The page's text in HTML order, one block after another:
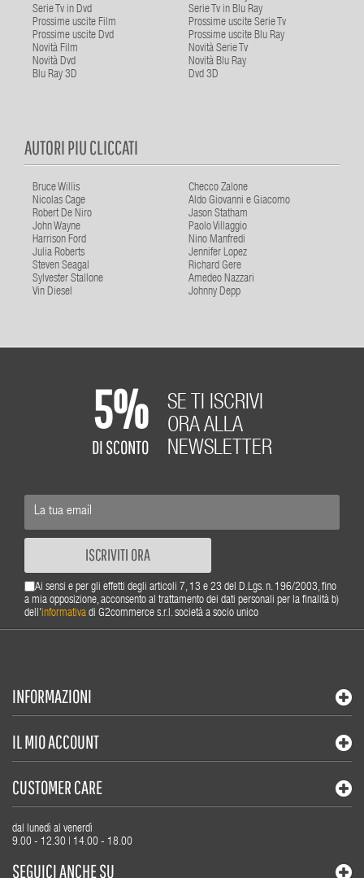
Serie Tv in Dvd
Serie Tv in Blu Ray
Prossime uscite Film
Prossime uscite Serie Tv
Prossime uscite Dvd
Prossime uscite Blu Ray
Novità Film
Novità Serie Tv
Novità Dvd
Novità Blu Ray
Blu Ray 3D
Dvd 3D
AUTORI PIU CLICCATI
Bruce Willis
Checco Zalone
Nicolas Cage
Aldo Giovanni e Giacomo
Robert De Niro
Jason Statham
John Wayne
Paolo Villaggio
Harrison Ford
Nino Manfredi
Julia Roberts
Jennifer Lopez
Steven Seagal
Richard Gere
Sylvester Stallone
Amedeo Nazzari
Vin Diesel
Johnny Depp
5%
DI SCONTO
SE TI ISCRIVI
ORA ALLA
NEWSLETTER
ISCRIVITI ORA
Ai sensi e per gli effetti degli articoli 7, 13 e 23 del D.Lgs. n. 196/2003, fino
a mia opposizione, acconsento al trattamento dei dati personali per la finalità b)
dell'informativa di G2commerce s.r.l. società a socio unico
INFORMAZIONI
IL MIO ACCOUNT
CUSTOMER CARE
dal lunedì al venerdì
9.00 - 12.30 | 14.00 - 18.00
SEGUICI ANCHE SU